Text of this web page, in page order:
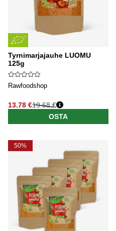
Tyrnimarjajauhe LUOMU
125g
Rawfoodshop
13.78 €
Normaali hinta
19.68 €
OSTA
50%